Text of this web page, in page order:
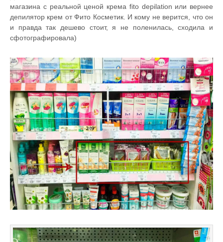
магазина с реальной ценой крема fito depilation или вернее
депилятор крем от Фито Косметик. И кому не верится, что он
и правда так дешево стоит, я не поленилась, сходила и
сфотографировала)